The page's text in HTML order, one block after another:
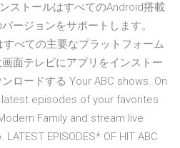
ストールはすべてのAndroid搭載
ージョンをサポートします。
べての主要なプラットフォーム
面テレビにアプリをインストー
ロードする Your ABC shows. On
episodes of your favorites
Family and stream live
EPISODES* OF HIT ABC